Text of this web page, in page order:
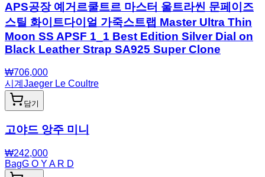
APS공장 예거르쿨트르 마스터 울트라씬 문페이즈
스틸 화이트다이얼 가죽스트랩 Master Ultra Thin
Moon SS APSF 1_1 Best Edition Silver Dial on
Black Leather Strap SA925 Super Clone
₩706,000
시계 Jaeger Le Coultre
담기
고야드 앙주 미니
₩242,000
BagG O Y A R D